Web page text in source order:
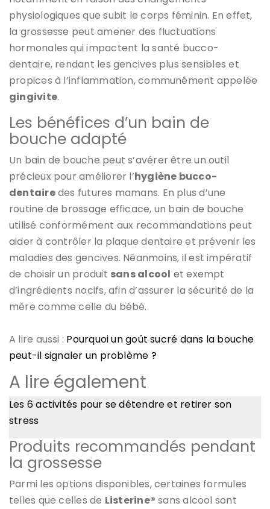
physiologiques que subit le corps féminin. En effet,
la grossesse peut amener des fluctuations
hormonales qui impactent la santé bucco-
dentaire, rendant les gencives plus sensibles et
propices à l’inflammation, communément appelée
gingivite.
Les bénéfices d’un bain de
bouche adapté
Un bain de bouche peut s’avérer être un outil
précieux pour améliorer l’hygiène bucco-
dentairedes futures mamans. En plus d’une
routine de brossage efficace, un bain de bouche
utilisé conformément aux recommandations peut
aider à contrôler la plaque dentaire et prévenir les
maladies des gencives. Néanmoins, il est impératif
de choisir un produit sans alcool et exempt
d’ingrédients nocifs, afin d’assurer la sécurité de la
mère comme celle du bébé.
A lire aussi : Pourquoi un goût sucré dans la bouche
peut-il signaler un problème ?
A lire également
Les 6 activités pour se détendre et retirer son
stress
Produits recommandés pendant
la grossesse
Parmi les options disponibles, certaines formules
telles que celles de Listerine® sans alcool sont